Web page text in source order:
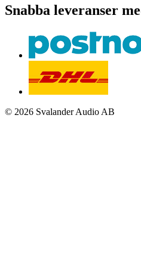
Snabba leveranser
© 2026 Svalander Audio AB